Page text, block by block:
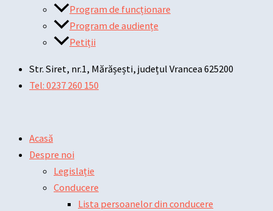
Program de funcționare
Program de audiențe
Petiții
Str. Siret, nr.1, Mărășești, județul Vrancea 625200
Tel: 0237 260 150
Acasă
Despre noi
Legislație
Conducere
Lista persoanelor din conducere